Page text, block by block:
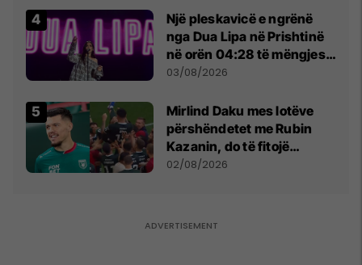
Një pleskavicë e ngrënë
nga Dua Lipa në Prishtinë
në orën 04:28 të mëngjesit
- dhe bota digjitale serbe
03/08/2026
Mirlind Daku mes lotëve
përshëndetet me Rubin
Kazanin, do të fitojë
miliona te Spartak Moska
02/08/2026